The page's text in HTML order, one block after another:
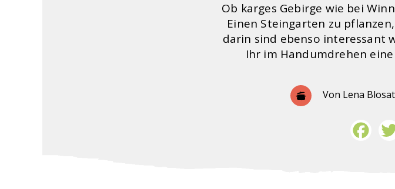
Ob karges Gebirge wie bei
Einen Steingarten zu
darin sind ebenso interessant
Ihr im Handumdrehen
Von Lena